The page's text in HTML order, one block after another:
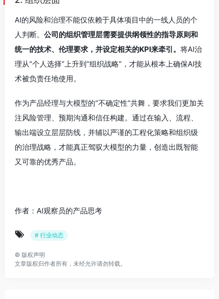
2. 组织层面
AI的风险和治理不能仅依赖于具体项目中的一线人员的个
人判断。公司的组织管理层需要提供纲领性的指导原则和
统一的技术、伦理要求，并设定相关的KPI来牵引。将AI治
理从“个人选择”上升到“组织战略”，才能从根本上确保AI技
作为产品经理与大模型的“不确定性”共舞，要求我们更加关
注风险管理、预期沟通和信任构建。通过在输入、流程、
输出端设立层层防线，并辅以严谨的工程化策略和组织级
的治理战略，才能真正驾驭大模型的力量，创造出既智能